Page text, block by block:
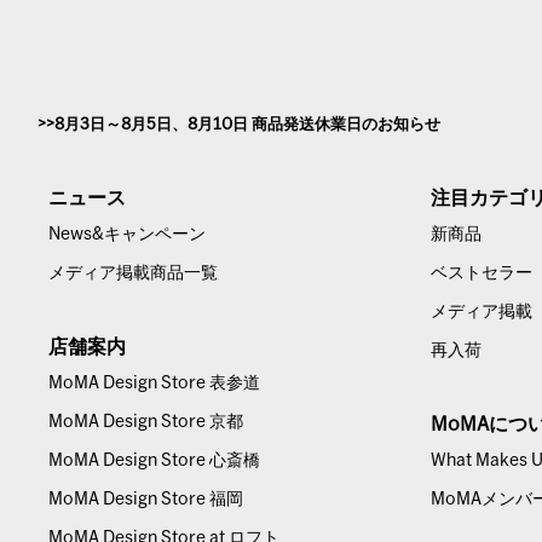
8月3日～8月5日、8月10日 商品発送休業日のお知らせ
ニュース
News&キャンペーン
メディア掲載商品一覧
店舗案内
MoMA Design Store 表参道
MoMA Design Store 京都
MoMA Design Store 心斎橋
MoMA Design Store 福岡
MoMA Design Store at ロフト
注目カテゴ
新商品
ベストセラー
メディア掲載
再入荷
MoMAにつ
What Makes
MoMAメンバ